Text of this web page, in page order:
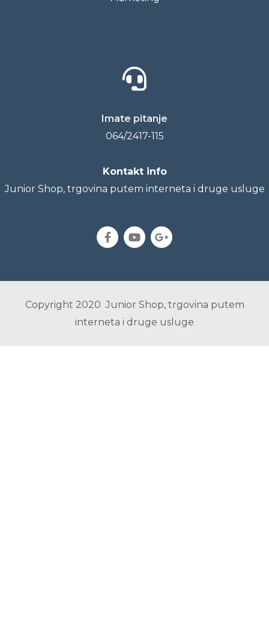
Imate pitanje
064/2417-115
Kontakt info
Junior Shop, trgovina putem interneta i druge usluge
Copyright 2020 Junior Shop, trgovina putem
interneta i druge usluge